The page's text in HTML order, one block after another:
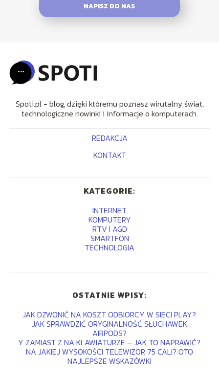
NAPISZ DO NAS
Spoti.pl - blog, dzięki któremu poznasz wirutalny świat,
technologiczne nowinki i informacje o komputerach.
REDAKCJA
KONTAKT
KATEGORIE:
INTERNET
KOMPUTERY
RTV I AGD
SMARTFON
TECHNOLOGIA
OSTATNIE WPISY:
JAK DZWONIĆ NA KOSZT ODBIORCY W SIECI PLAY?
JAK SPRAWDZIĆ ORYGINALNOŚĆ SŁUCHAWEK
AIRPODS?
Y ZAMIAST Z NA KLAWIATURZE – JAK TO NAPRAWIĆ?
NA JAKIEJ WYSOKOŚCI TELEWIZOR 75 CALI? OTO
NAJLEPSZE WSKAZÓWKI